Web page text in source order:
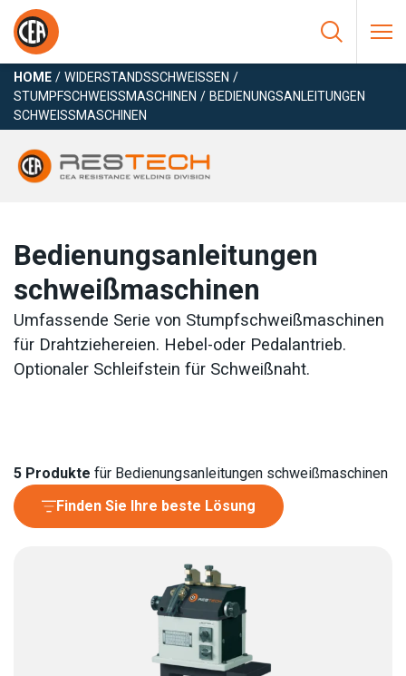
Zum Inhalt springen
HOME / WIDERSTANDSSCHWEISSEN
/
STUMPFSCHWEISSMASCHINEN
/ BEDIENUNGSANLEITUNGEN
SCHWEISSMASCHINEN
Bedienungsanleitungen
schweißmaschinen
Umfassende Serie von Stumpfschweißmaschinen
für Drahtziehereien. Hebel-oder Pedalantrieb.
Optionaler Schleifstein für Schweißnaht.
5 Produkte für Bedienungsanleitungen schweißmaschinen
Finden Sie Ihre beste Lösung